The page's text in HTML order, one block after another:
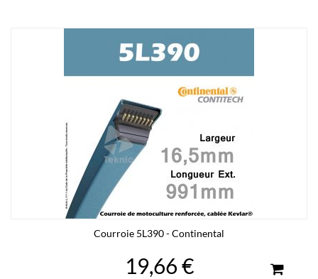
Courroie 5L390 - Continental
19,66 €